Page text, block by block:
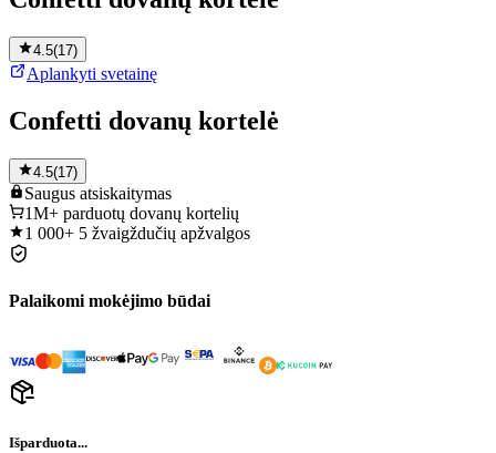
4.5(17)
Aplankyti svetainę
Confetti dovanų kortelė
4.5(17)
Saugus atsiskaitymas
1M+ parduotų dovanų kortelių
1 000+ 5 žvaigždučių apžvalgos
Palaikomi mokėjimo būdai
Išparduota...